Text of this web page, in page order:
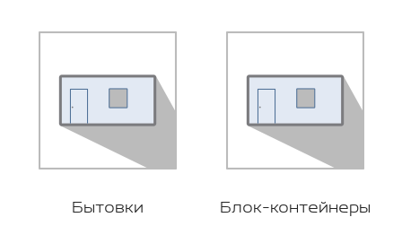
Бытовки Блок-контейнеры